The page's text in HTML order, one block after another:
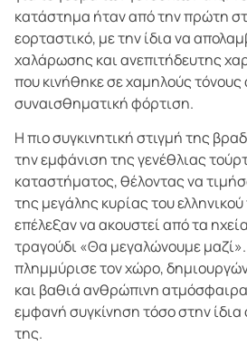
κατάστημα ήταν από την πρώτη
εορταστικό, με την ίδια να
χαλάρωσης και ανεπιτήδευτης
που κινήθηκε σε χαμηλούς τόνους
συναισθηματική φόρτιση.
Η πιο συγκινητική στιγμή της
την εμφάνιση της γενέθλιας
καταστήματος, θέλοντας να
της μεγάλης κυρίας του
επέλεξαν να ακουστεί από τα
τραγούδι «Θα μεγαλώνουμε
πλημμύρισε τον χώρο,
και βαθιά ανθρώπινη
εμφανή συγκίνηση τόσο στην
της.